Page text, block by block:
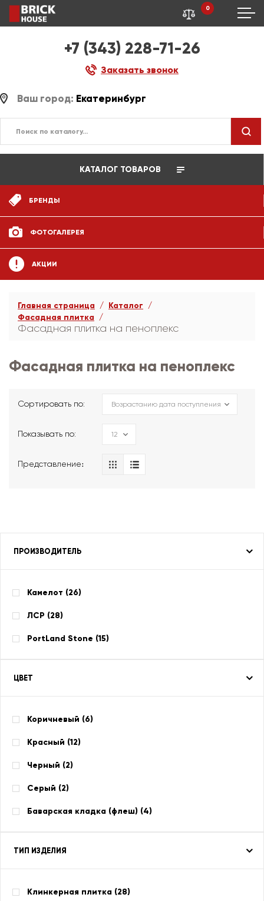
+7 (343) 228-71-26
Заказать звонок
0
Ваш город: Екатеринбург
КАТАЛОГ ТОВАРОВ
БРЕНДЫ
ФОТОГАЛЕРЕЯ
АКЦИИ
Главная страница
Каталог
Фасадная плитка
Фасадная плитка на пеноплекс
Фасадная плитка на пеноплекс
Сортировать по:
Показывать по:
Представление։
ПРОИЗВОДИТЕЛЬ
Камелот (26)
ЛСР (28)
PortLand Stone (15)
ЦВЕТ
Коричневый (6)
Красный (12)
Черный (2)
Серый (2)
Баварская кладка (флеш) (4)
ТИП ИЗДЕЛИЯ
Клинкерная плитка (28)